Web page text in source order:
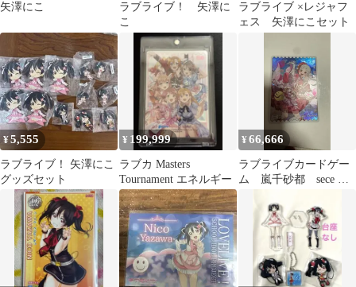
矢澤にこ
ラブライブ！ 矢澤に
こ
ラブライブ ×レジャフ
ェス 矢澤にこセット
¥5,555
ラブライブ！ 矢澤にこ
グッズセット
¥ 199,999
ラブカ Masters
Tournament エネルギー
¥66,666
ラブライブカードゲー
ム 嵐千砂都 sece ラ